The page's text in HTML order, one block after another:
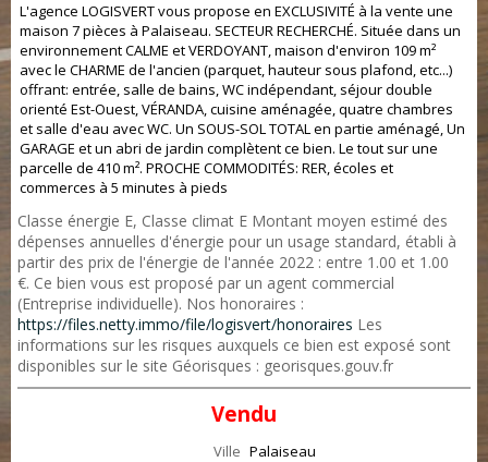
L'agence LOGISVERT vous propose en EXCLUSIVITÉ à la vente une
maison 7 pièces à Palaiseau. SECTEUR RECHERCHÉ. Située dans un
environnement CALME et VERDOYANT, maison d'environ 109 m²
avec le CHARME de l'ancien (parquet, hauteur sous plafond, etc...)
offrant: entrée, salle de bains, WC indépendant, séjour double
orienté Est-Ouest, VÉRANDA, cuisine aménagée, quatre chambres
et salle d'eau avec WC. Un SOUS-SOL TOTAL en partie aménagé, Un
GARAGE et un abri de jardin complètent ce bien. Le tout sur une
parcelle de 410 m². PROCHE COMMODITÉS: RER, écoles et
commerces à 5 minutes à pieds
Classe énergie E, Classe climat E Montant moyen estimé des
dépenses annuelles d'énergie pour un usage standard, établi à
partir des prix de l'énergie de l'année 2022 : entre 1.00 et 1.00
€. Ce bien vous est proposé par un agent commercial
(Entreprise individuelle). Nos honoraires :
https://files.netty.immo/file/logisvert/honoraires Les
informations sur les risques auxquels ce bien est exposé sont
disponibles sur le site Géorisques : georisques.gouv.fr
Vendu
Ville Palaiseau